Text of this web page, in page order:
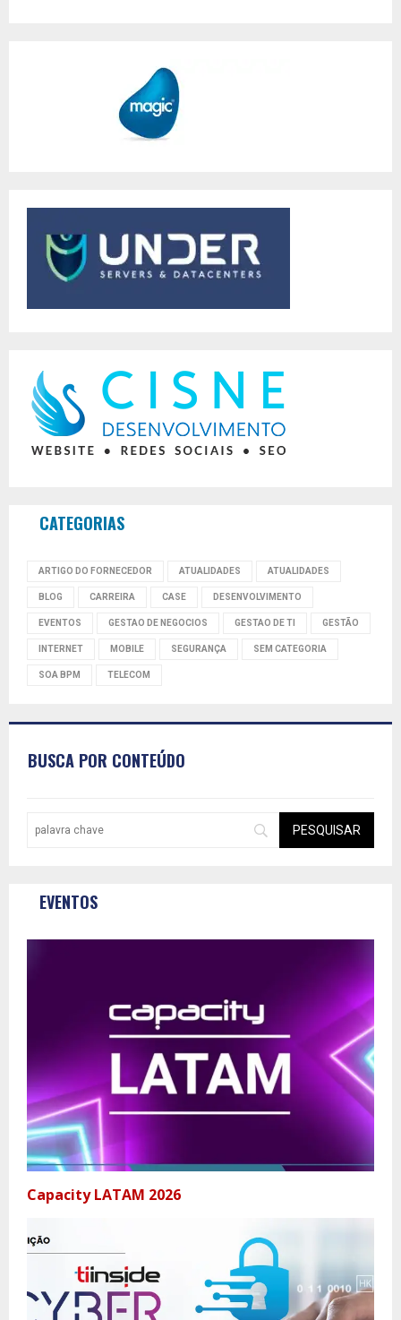
CATEGORIAS
ARTIGO DO FORNECEDOR ATUALIDADES ATUALIDADES
BLOG CARREIRA CASE DESENVOLVIMENTO
EVENTOS GESTAO DE NEGOCIOS GESTAO DE TI GESTÃO
INTERNET MOBILE SEGURANÇA SEM CATEGORIA
SOA BPM TELECOM
BUSCA POR CONTEÚDO
EVENTOS
Capacity LATAM 2026